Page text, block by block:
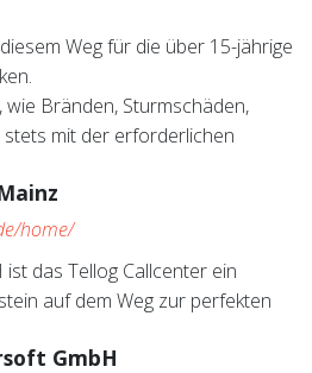
Weg für die über 15-jährige
Bränden, Sturmschäden,
mit der erforderlichen
home/
das Tellog Callcenter ein
auf dem Weg zur perfekten
GmbH